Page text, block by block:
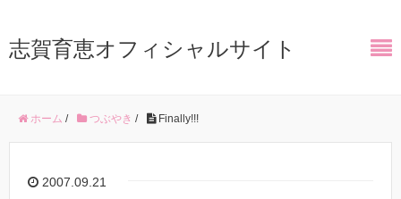
志賀育恵オフィシャルサイト
ホーム / つぶやき / Finally!!!
2007.09.21